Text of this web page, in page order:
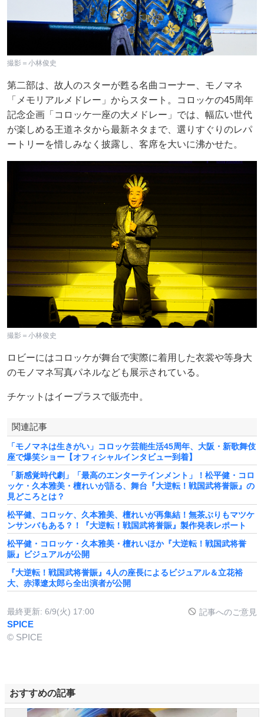
撮影＝小林俊史
第二部は、故人のスターが甦る名曲コーナー、モノマネ
「メモリアルメドレー」からスタート。コロッケの45周年
記念企画「コロッケ一座の大メドレー」では、幅広い世代
が楽しめる王道ネタから最新ネタまで、選りすぐりのレパ
ートリーを惜しみなく披露し、客席を大いに沸かせた。
撮影＝小林俊史
ロビーにはコロッケが舞台で実際に着用した衣裳や等身大
のモノマネ写真パネルなども展示されている。
チケットはイープラスで販売中。
関連記事
「モノマネは生きがい」コロッケ芸能生活45周年、大阪・新歌舞伎
座で爆笑ショー【オフィシャルインタビュー到着】
「新感覚時代劇」「最高のエンターテインメント」！松平健・コロ
ッケ・久本雅美・檀れいが語る、舞台『大逆転！戦国武将誉賑』の
見どころとは？
松平健、コロッケ、久本雅美、檀れいが再集結！無茶ぶりもマツケ
ンサンバもある？！『大逆転！戦国武将誉賑』製作発表レポート
松平健・コロッケ・久本雅美・檀れいほか『大逆転！戦国武将誉
賑』ビジュアルが公開
『大逆転！戦国武将誉賑』4人の座長によるビジュアル＆立花裕
大、赤澤遼太郎ら全出演者が公開
最終更新: 6/9(火) 17:00 記事へのご意見
SPICE
© SPICE
おすすめの記事